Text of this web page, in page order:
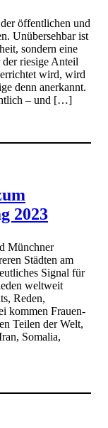
öffentlichen und
Unübersehbar ist
sondern eine
riesige Anteil
wird, wird
denn anerkannt.
– und […]
2023
Münchner
Städten am
Signal für
weltweit
Reden,
kommen Frauen-
Teilen der Welt,
Somalia,